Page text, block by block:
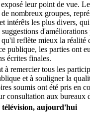
leur point de vue.
nombreux groupes,
intérêts les plus divers,
d'améliorations
reflète mieux la réalité
publique, les parties ont
écrites finales.
à remercier tous les
et à souligner la
soumis ont été pris en
consultation aux bureaux
télévision, aujourd'hui